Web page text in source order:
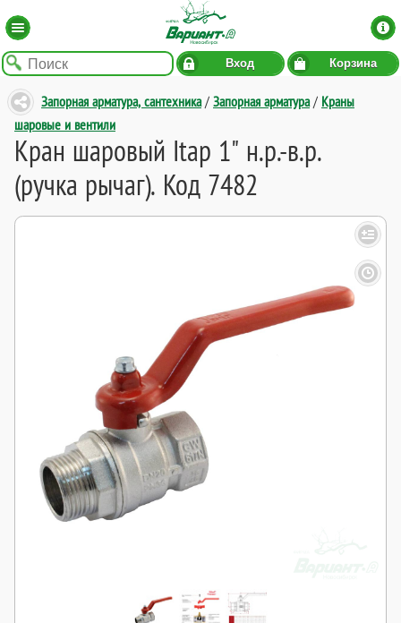
Вход Корзина
Запорная арматура, сантехника/ Запорная арматура/ Краны
шаровые и вентили
Кран шаровый Itap 1" н.р.-в.р.
(ручка рычаг). Код 7482